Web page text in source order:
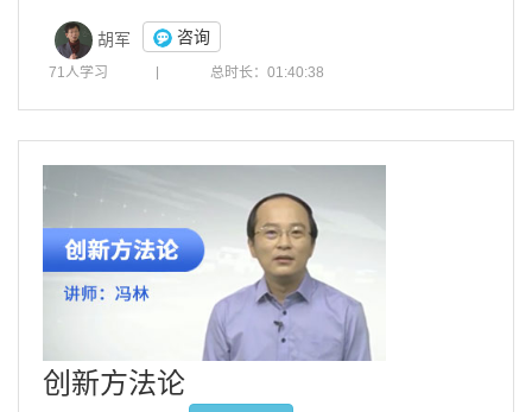
胡军 咨询
71人学习 总时长：01:40:38
创新方法论